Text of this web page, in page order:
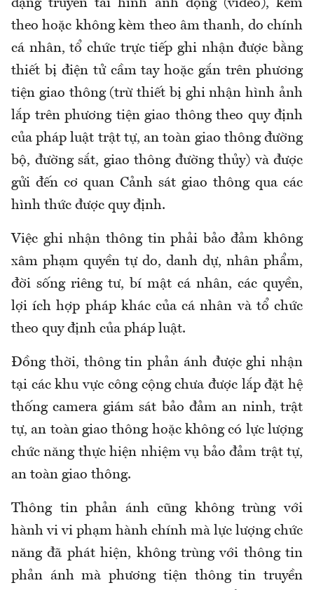
dạng truyền tải hình ảnh động (video), kèm
theo hoặc không kèm theo âm thanh, do chính
cá nhân, tổ chức trực tiếp ghi nhận được bằng
thiết bị điện tử cầm tay hoặc gắn trên phương
tiện giao thông (trừ thiết bị ghi nhận hình ảnh
lắp trên phương tiện giao thông theo quy định
của pháp luật trật tự, an toàn giao thông đường
bộ, đường sắt, giao thông đường thủy) và được
gửi đến cơ quan Cảnh sát giao thông qua các
hình thức được quy định.
Việc ghi nhận thông tin phải bảo đảm không
xâm phạm quyền tự do, danh dự, nhân phẩm,
đời sống riêng tư, bí mật cá nhân, các quyền,
lợi ích hợp pháp khác của cá nhân và tổ chức
theo quy định của pháp luật.
Đồng thời, thông tin phản ánh được ghi nhận
tại các khu vực công cộng chưa được lắp đặt hệ
thống camera giám sát bảo đảm an ninh, trật
tự, an toàn giao thông hoặc không có lực lượng
chức năng thực hiện nhiệm vụ bảo đảm trật tự,
an toàn giao thông.
Thông tin phản ánh cũng không trùng với
hành vi vi phạm hành chính mà lực lượng chức
năng đã phát hiện, không trùng với thông tin
phản ánh mà phương tiện thông tin truyền